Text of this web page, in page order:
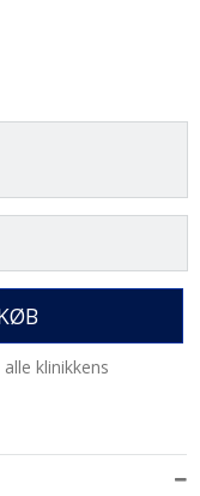
klinikkens